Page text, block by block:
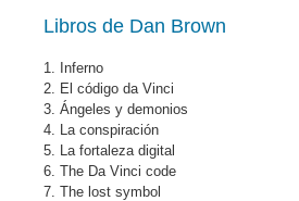
Libros de Dan Brown
1. Inferno
2. El código da Vinci
3. Ángeles y demonios
4. La conspiración
5. La fortaleza digital
6. The Da Vinci code
7. The lost symbol